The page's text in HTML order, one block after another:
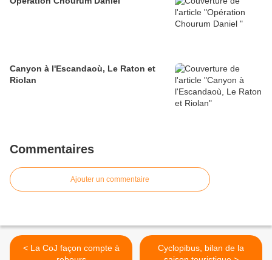
Canyon à l'Escandaoù, Le Raton et
Riolan
Commentaires
Ajouter un commentaire
< La CoJ façon compte à
Cyclopibus, bilan de la